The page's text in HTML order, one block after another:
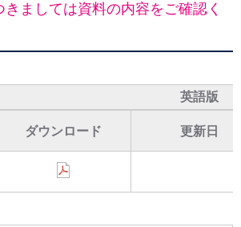
ましては資料の内容をご確認く
英語版
ダウンロード 更新日